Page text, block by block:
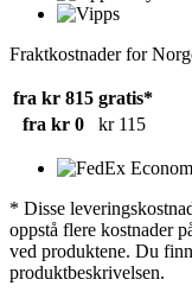
Fraktkostnader for
fra kr 815 gratis*
fra kr 0
kr 115
* Disse
oppstå flere kostnader
ved produktene. Du
produktbeskrivelsen.